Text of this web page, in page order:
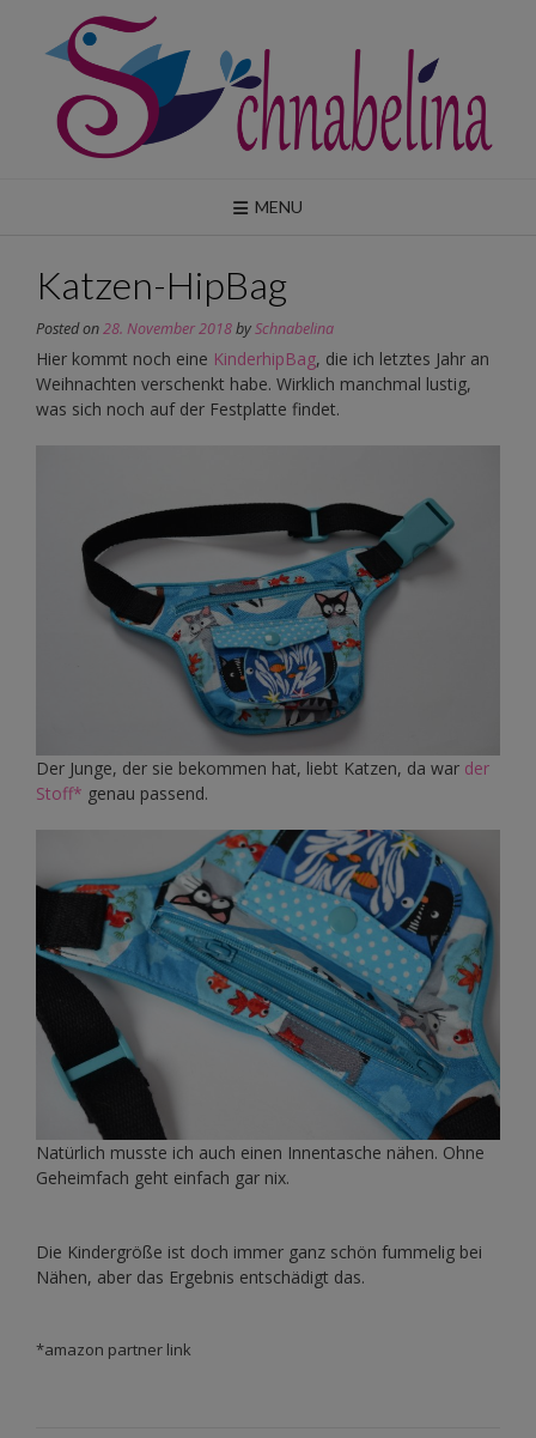
content
MENU
Katzen-HipBag
Posted on28. November 2018bySchnabelina
Hier kommt noch eine KinderhipBag, die ich letztes Jahr an
Weihnachten verschenkt habe. Wirklich manchmal lustig,
was sich noch auf der Festplatte findet.
Der Junge, der sie bekommen hat, liebt Katzen, da war der
Stoff* genau passend.
Natürlich musste ich auch einen Innentasche nähen. Ohne
Geheimfach geht einfach gar nix.
Die Kindergröße ist doch immer ganz schön fummelig bei
Nähen, aber das Ergebnis entschädigt das.
*amazon partner link